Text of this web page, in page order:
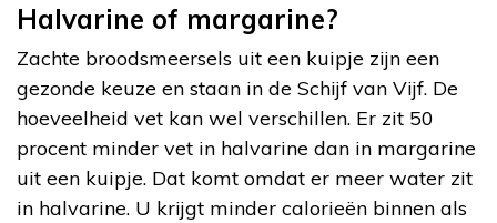
Halvarine of margarine?
Zachte broodsmeersels uit een kuipje zijn een
gezonde keuze en staan in de Schijf van Vijf. De
hoeveelheid vet kan wel verschillen. Er zit 50
procent minder vet in halvarine dan in margarine
uit een kuipje. Dat komt omdat er meer water zit
in halvarine. U krijgt minder calorieën binnen als